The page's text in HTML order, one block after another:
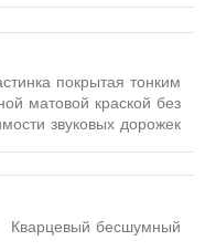
покрытая тонким
матовой краской без
звуковых дорожек
Кварцевый бесшумный